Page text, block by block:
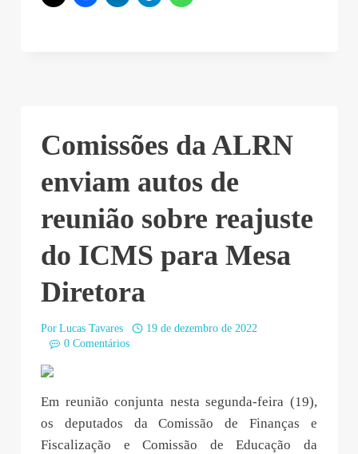
Comissões da ALRN
enviam autos de
reunião sobre reajuste
do ICMS para Mesa
Diretora
Por Lucas Tavares
19 de dezembro de 2022
0 Comentários
Em reunião conjunta nesta segunda-feira (19),
os deputados da Comissão de Finanças e
Fiscalização e Comissão de Educação da